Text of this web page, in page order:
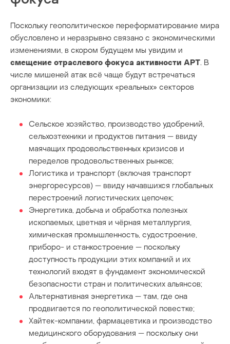
Поскольку геополитическое переформатирование мира
обусловлено и неразрывно связано с экономическими
изменениями, в скором будущем мы увидим и
смещение отраслевого фокуса активности APТ. В
числе мишеней атак всё чаще будут встречаться
организации из следующих «реальных» секторов
экономики:
Сельское хозяйство, производство удобрений,
сельхозтехники и продуктов питания — ввиду
маячащих продовольственных кризисов и
переделов продовольственных рынков;
Логистика и транспорт (включая транспорт
энергоресурсов) — ввиду начавшихся глобальных
перестроений логистических цепочек;
Энергетика, добыча и обработка полезных
ископаемых, цветная и чёрная металлургия,
химическая промышленность, судостроение,
приборо- и станкостроение — поскольку
доступность продукции этих компаний и их
технологий входят в фундамент экономической
безопасности стран и политических альянсов;
Альтернативная энергетика — там, где она
продвигается по геополитической повестке;
Хайтек-компании, фармацевтика и производство
медицинского оборудования — поскольку они